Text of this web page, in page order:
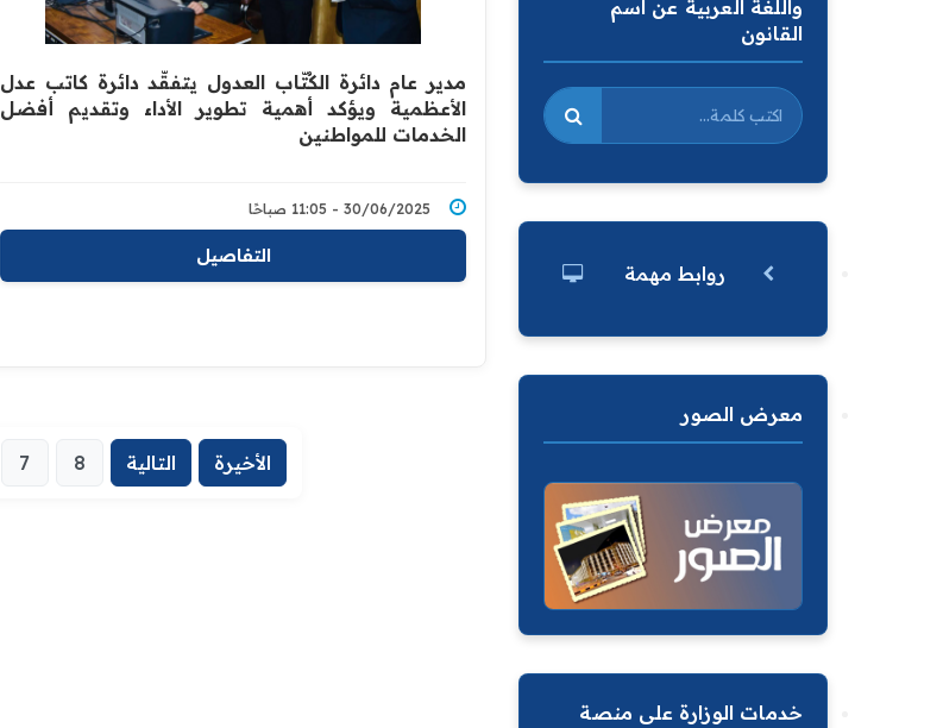
مدير عام دائرة الكُتّاب العدول يتفقّد دائرة كاتب عدل
الأعظمية ويؤكد أهمية تطوير الأداء وتقديم أفضل
الخدمات للمواطنين
30/06/2025 - 11:05 صباحًا
التفاصيل
7 8 التالية الأخيرة
واللغة العربية عن اسم
القانون
روابط مهمة
معرض الصور
خدمات الوزارة على منصة